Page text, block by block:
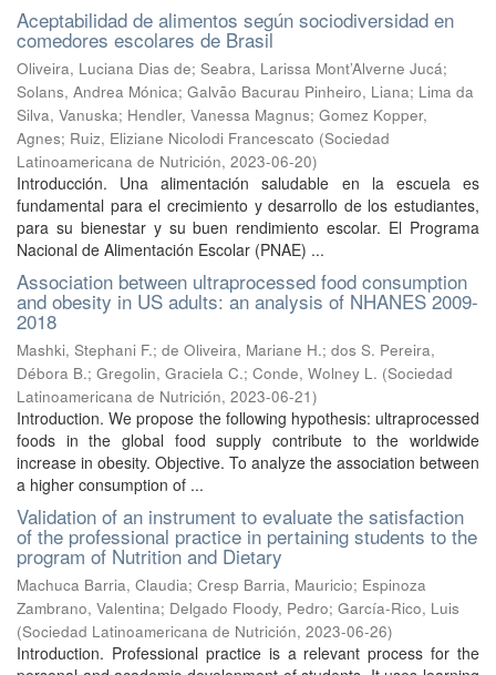
Aceptabilidad de alimentos según sociodiversidad en
comedores escolares de Brasil
Oliveira, Luciana Dias de; Seabra, Larissa Mont’Alverne Jucá;
Solans, Andrea Mónica; Galvão Bacurau Pinheiro, Liana; Lima da
Silva, Vanuska; Hendler, Vanessa Magnus; Gomez Kopper,
Agnes; Ruiz, Eliziane Nicolodi Francescato (Sociedad
Latinoamericana de Nutrición, 2023-06-20)
Introducción. Una alimentación saludable en la escuela es
fundamental para el crecimiento y desarrollo de los estudiantes,
para su bienestar y su buen rendimiento escolar. El Programa
Nacional de Alimentación Escolar (PNAE) ...
Association between ultraprocessed food consumption
and obesity in US adults: an analysis of NHANES 2009-
2018
Mashki, Stephani F.; de Oliveira, Mariane H.; dos S. Pereira,
Débora B.; Gregolin, Graciela C.; Conde, Wolney L. (Sociedad
Latinoamericana de Nutrición, 2023-06-21)
Introduction. We propose the following hypothesis: ultraprocessed
foods in the global food supply contribute to the worldwide
increase in obesity. Objective. To analyze the association between
a higher consumption of ...
Validation of an instrument to evaluate the satisfaction
of the professional practice in pertaining students to the
program of Nutrition and Dietary
Machuca Barria, Claudia; Cresp Barria, Mauricio; Espinoza
Zambrano, Valentina; Delgado Floody, Pedro; García-Rico, Luis
(Sociedad Latinoamericana de Nutrición, 2023-06-26)
Introduction. Professional practice is a relevant process for the